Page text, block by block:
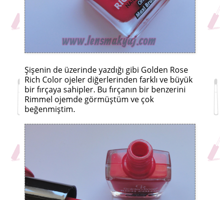
Şişenin de üzerinde yazdığı gibi Golden Rose
Rich Color ojeler diğerlerinden farklı ve büyük
bir fırçaya sahipler. Bu fırçanın bir benzerini
Rimmel ojemde görmüştüm ve çok
beğenmiştim.